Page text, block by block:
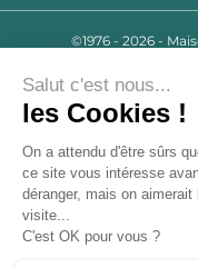
©1976 - 2026 -
Mentions légales
C.G.V.
Politique de
FAQ
Livraisons
Salut c'est nous...
les Cookies !
On a attendu d'être sûrs
ce site vous intéresse
déranger, mais on
visite...
C'est OK pour vous ?